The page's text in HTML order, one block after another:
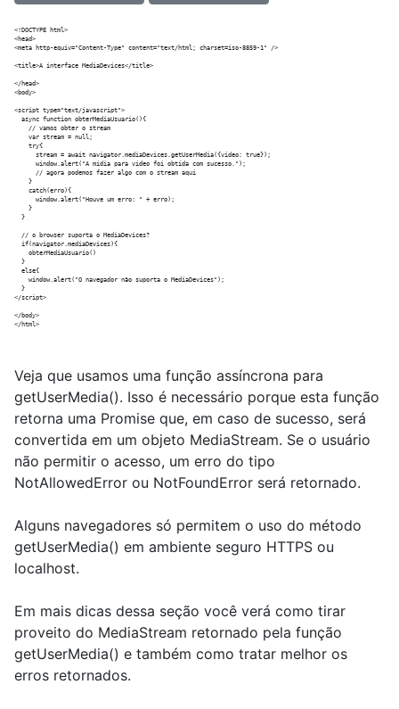
<!DOCTYPE html>
<head>
<meta http-equiv="Content-Type" content="text/html; charset=iso-8859-1" />
<title>A interface MediaDevices</title>
</head>
<body>
<script type="text/javascript">
  async function obterMediaUsuario(){
    // vamos obter o stream
    var stream = null;
    try{
      stream = await navigator.mediaDevices.getUserMedia({video: true});
      window.alert("A mídia para vídeo foi obtida com sucesso.");
      // agora podemos fazer algo com o stream aqui
    }
    catch(erro){
      window.alert("Houve um erro: " + erro);
    }
  }
  // o browser suporta o MediaDevices?
  if(navigator.mediaDevices){
    obterMediaUsuario()
  }
  else{
    window.alert("O navegador não suporta o MediaDevices");
  }
</script>
</body>
Veja que usamos uma função assíncrona para
getUserMedia(). Isso é necessário porque esta função
retorna uma Promise que, em caso de sucesso, será
convertida em um objeto MediaStream. Se o usuário
não permitir o acesso, um erro do tipo
NotAllowedError ou NotFoundError será retornado.
Alguns navegadores só permitem o uso do método
getUserMedia() em ambiente seguro HTTPS ou
localhost.
Em mais dicas dessa seção você verá como tirar
proveito do MediaStream retornado pela função
getUserMedia() e também como tratar melhor os
erros retornados.